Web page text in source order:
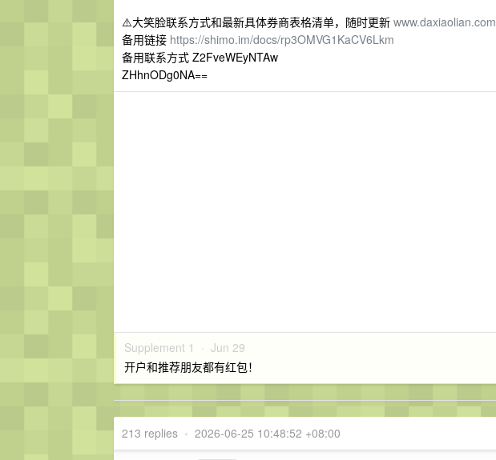
⚠️大笑脸联系方式和最新具体券商表格清单，随时更新 www.daxiaolian.com
备用链接 https://shimo.im/docs/rp3OMVG1KaCV6Lkm
备用联系方式 Z2FveWEyNTAw
ZHhnODg0NA==
Supplement 1 · Jun 29
开户和推荐朋友都有红包！
213 replies • 2026-06-25 10:48:52 +08:00